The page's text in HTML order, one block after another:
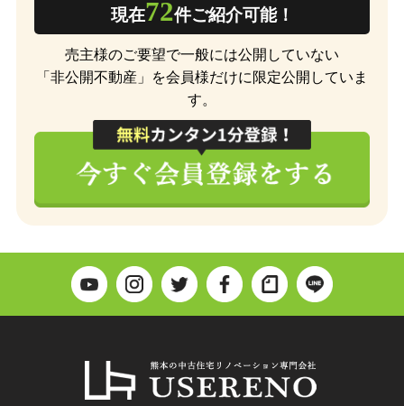
現在72件ご紹介可能！
売主様のご要望で一般には公開していない
「非公開不動産」を会員様だけに限定公開していま
す。